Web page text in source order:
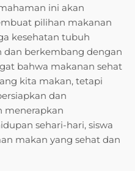
ini akan
pilihan makanan
kesehatan tubuh
berkembang dengan
bahwa makanan sehat
kita makan, tetapi
dan
menerapkan
sehari-hari, siswa
makan yang sehat dan